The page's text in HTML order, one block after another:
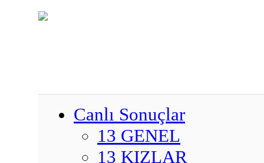
Canlı Sonuçlar
13 GENEL
13 KIZLAR